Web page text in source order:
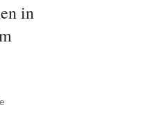
in